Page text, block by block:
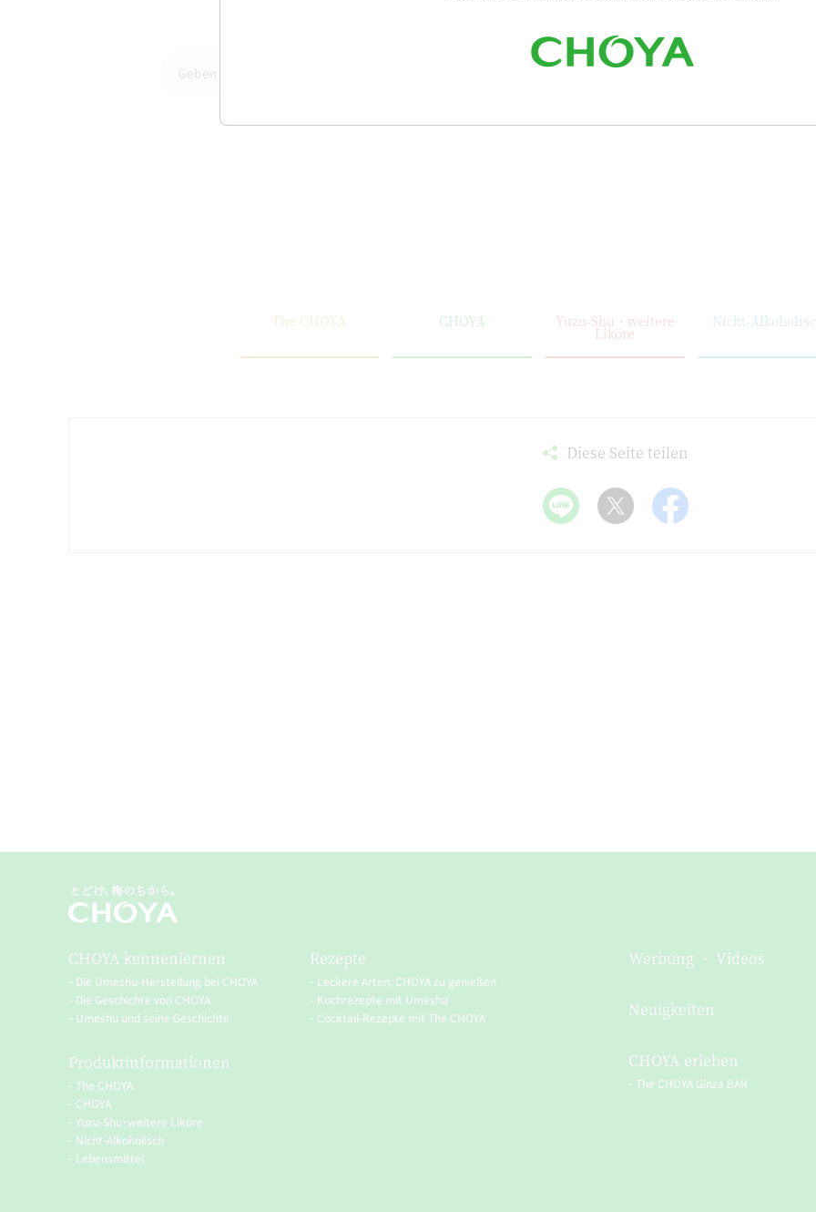
The CHOYA CHOYA Yuzu-Shu・weitere
Liköre
Nicht-
Diese Seite teilen
CHOYA kennenlernen
Die Umeshu-Herstellung bei CHOYA
Die Geschichte von CHOYA
Umeshu und seine Geschichte
Produktinformationen
The CHOYA
CHOYA
Yuzu-Shu・weitere Liköre
Nicht-Alkoholisch
Lebensmittel
Rezepte
Leckere Arten, CHOYA zu genießen
Kochrezepte mit Umeshu
Cocktail-Rezepte mit The CHOYA
Werbung ・ Videos
Neuigkeiten
CHOYA erleben
The CHOYA Ginza BAR